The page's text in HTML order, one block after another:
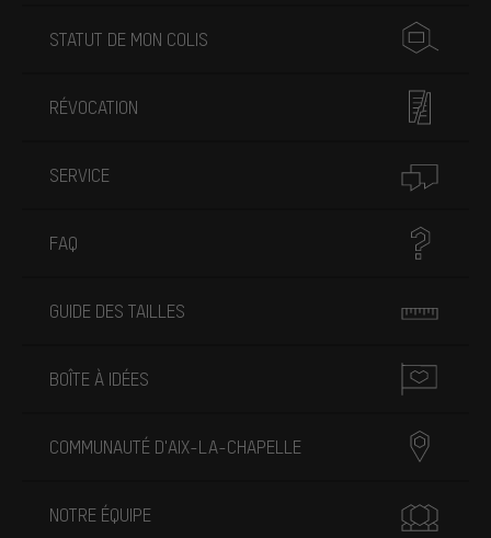
STATUT DE MON COLIS
RÉVOCATION
SERVICE
FAQ
GUIDE DES TAILLES
BOÎTE À IDÉES
COMMUNAUTÉ D'AIX-LA-CHAPELLE
NOTRE ÉQUIPE